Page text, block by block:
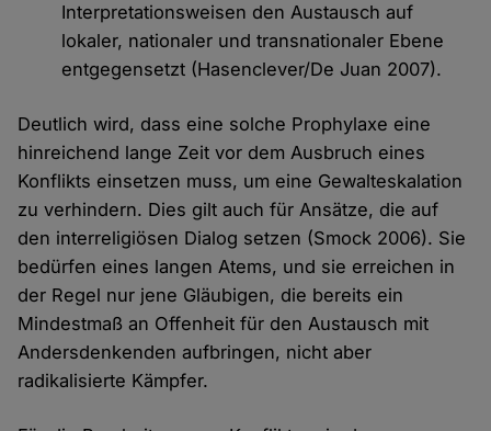
Interpretationsweisen den Austausch auf
lokaler, nationaler und transnationaler Ebene
entgegensetzt (Hasenclever/De Juan 2007).
Deutlich wird, dass eine solche Prophylaxe eine
hinreichend lange Zeit vor dem Ausbruch eines
Konflikts einsetzen muss, um eine Gewalteskalation
zu verhindern. Dies gilt auch für Ansätze, die auf
den interreligiösen Dialog setzen (Smock 2006). Sie
bedürfen eines langen Atems, und sie erreichen in
der Regel nur jene Gläubigen, die bereits ein
Mindestmaß an Offenheit für den Austausch mit
Andersdenkenden aufbringen, nicht aber
radikalisierte Kämpfer.